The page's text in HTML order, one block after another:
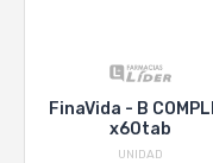
FinaVida - B
x60tab
UNIDAD